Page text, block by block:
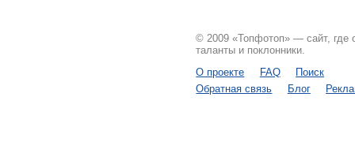
© 2009 «Топфотоп» — сайт, где
таланты и поклонники.
О проекте
FAQ
Поиск
Обратная связь
Блог